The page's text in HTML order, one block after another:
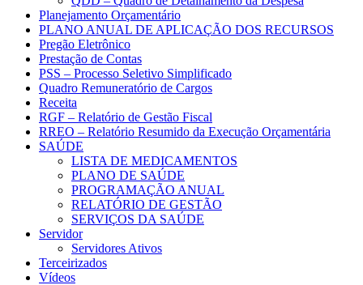
Planejamento Orçamentário
PLANO ANUAL DE APLICAÇÃO DOS RECURSOS
Pregão Eletrônico
Prestação de Contas
PSS – Processo Seletivo Simplificado
Quadro Remuneratório de Cargos
Receita
RGF – Relatório de Gestão Fiscal
RREO – Relatório Resumido da Execução Orçamentária
SAÚDE
LISTA DE MEDICAMENTOS
PLANO DE SAÚDE
PROGRAMAÇÃO ANUAL
RELATÓRIO DE GESTÃO
SERVIÇOS DA SAÚDE
Servidor
Servidores Ativos
Terceirizados
Vídeos